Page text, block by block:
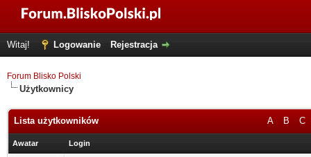
Witaj! Logowanie Rejestracja
Forum Blisko Polski
Użytkownicy
A B C
Lista użytkowników
Awatar Login